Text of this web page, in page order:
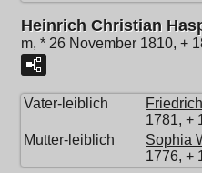
Heinrich Christian
m, * 26 November 1810, +
Vater-leiblich
1781, +
Mutter-leiblich
Sophia
1776, +